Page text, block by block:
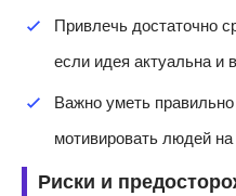
Привлечь достаточно
если идея актуальна и
Важно уметь правильно
мотивировать людей на
Риски и